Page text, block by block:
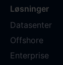
Løsninger
Datasenter
Offshore
Enterprise